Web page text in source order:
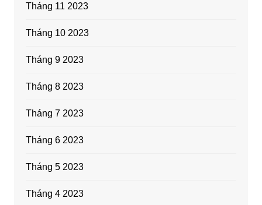
Tháng 11 2023
Tháng 10 2023
Tháng 9 2023
Tháng 8 2023
Tháng 7 2023
Tháng 6 2023
Tháng 5 2023
Tháng 4 2023